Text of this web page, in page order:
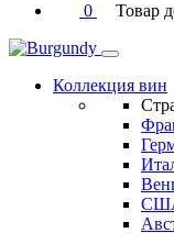
0
Товар
Коллекция вин